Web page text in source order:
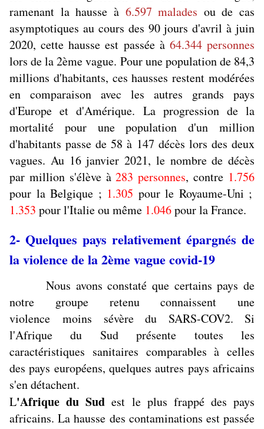
ramenant la hausse à 6.597 malades ou de cas
asymptotiques au cours des 90 jours d'avril à juin
2020, cette hausse est passée à 64.344 personnes
lors de la 2ème vague. Pour une population de 84,3
millions d'habitants, ces hausses restent modérées
en comparaison avec les autres grands pays
d'Europe et d'Amérique. La progression de la
mortalité pour une population d'un million
d'habitants passe de 58 à 147 décès lors des deux
vagues. Au 16 janvier 2021, le nombre de décès
par million s'élève à283 personnes, contre 1.756
pour la Belgique ; 1.305 pour le Royaume-Uni ;
1.353 pour l'Italie ou même 1.046pour la France.
2- Quelques pays relativement épargnés de
la violence de la 2ème vague covid-19
Nous avons constaté que certains pays de
notre groupe retenu connaissent une
violence moins sévère du SARS-COV2. Si
l'Afrique du Sud présente toutes les
caractéristiques sanitaires comparables à celles
des pays européens, quelques autres pays africains
s'en détachent.
L'Afrique du Sudest le plus frappé des pays
africains. La hausse des contaminations est passée